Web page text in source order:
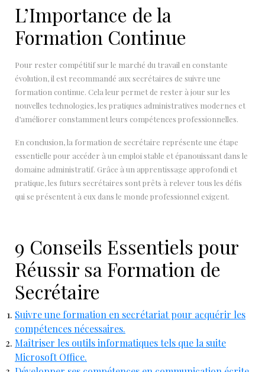
L’Importance de la
Formation Continue
Pour rester compétitif sur le marché du travail en constante
évolution, il est recommandé aux secrétaires de suivre une
formation continue. Cela leur permet de rester à jour sur les
nouvelles technologies, les pratiques administratives modernes et
d’améliorer constamment leurs compétences professionnelles.
En conclusion, la formation de secrétaire représente une étape
essentielle pour accéder à un emploi stable et épanouissant dans le
domaine administratif. Grâce à un apprentissage approfondi et
pratique, les futurs secrétaires sont prêts à relever tous les défis
qui se présentent à eux dans le monde professionnel exigent.
9 Conseils Essentiels pour
Réussir sa Formation de
Secrétaire
Suivre une formation en secrétariat pour acquérir les
compétences nécessaires.
Maîtriser les outils informatiques tels que la suite
Microsoft Office.